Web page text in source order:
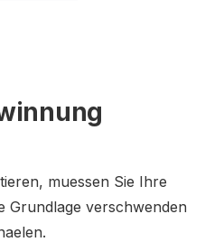
muessen Sie Ihre
Grundlage verschwenden